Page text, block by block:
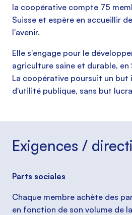
la coopérative compte 75
Suisse et espère en accueillir
l'avenir.
Elle s'engage pour le
agriculture saine et durable, en
La coopérative poursuit un but
d'utilité publique, sans but
Exigences /
Parts sociales
Chaque membre achète des
en fonction de son volume de